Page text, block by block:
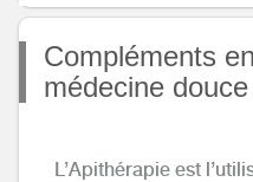
Compléments
médecine
L’Apithérapie est